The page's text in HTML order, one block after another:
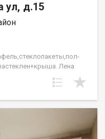
ул, д.15
Лена